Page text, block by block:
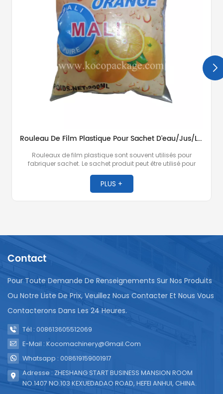
Rouleau De Film Plastique Pour Sachet D'eau/jus/lait/chips/poudre À Laver
Rouleaux de film plastique sont souvent utilisés pour
fabriquer sachet. Le sachet produit peut être utilisé pour
sauce soja, du vin, des chips, des noix, de la lessive, des
sauces et d'autres produits.
PLUS +
Contact
Pour Toute Demande De Renseignements Sur Nos Produits
Ou Notre Liste De Prix, Veuillez Nous Contacter Et Nous Vous
Contacterons Dans Les 24 Heures.
Tél : 008613605512069
E-Mail : Kocomachinery@gmail.com
Whatsapp : 008619159001917
Adresse : ZHESHANG START BUSINESS MANSION ROOM
NO.1407 NO.103 KEXUEDADAO ROAD, HEFEI ANHUI, CHINA.